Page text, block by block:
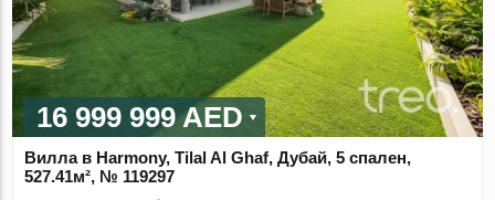
16 999 999 AED
Вилла в Harmony, Tilal Al Ghaf, Дубай, 5 спален,
527.41м², № 119297